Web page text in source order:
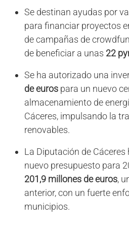
Se destinan ayudas por
para financiar proyectos
de campañas de
de beneficiar a unas 22
Se ha autorizado una
de euros para un nuevo
almacenamiento de
Cáceres, impulsando la
renovables.
La Diputación de Cáceres
nuevo presupuesto para
201,9 millones de euros,
anterior, con un fuerte
municipios.